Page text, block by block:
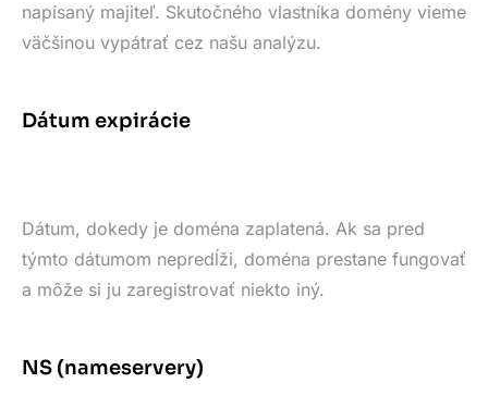
napísaný majiteľ. Skutočného vlastníka domény vieme
väčšinou vypátrať cez našu analýzu.
Dátum expirácie
Dátum, dokedy je doména zaplatená. Ak sa pred
týmto dátumom nepredĺži, doména prestane fungovať
a môže si ju zaregistrovať niekto iný.
NS (nameservery)